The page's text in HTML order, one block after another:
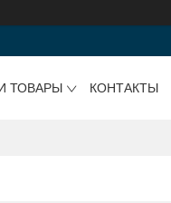
ТОВАРЫ КОНТАКТЫ